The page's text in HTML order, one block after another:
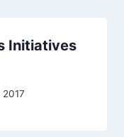
Initiatives